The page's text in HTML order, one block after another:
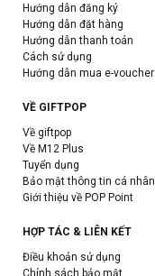
Hướng dẫn đăng ký
Hướng dẫn đặt hàng
Hướng dẫn thanh toán
Cách sử dụng
Hướng dẫn mua e-voucher
VỀ GIFTPOP
Về giftpop
Về M12 Plus
Tuyển dụng
Bảo mật thông tin cá nhân
Giới thiệu về POP Point
HỢP TÁC & LIÊN KẾT
Điều khoản sử dụng
Chính sách bảo mật